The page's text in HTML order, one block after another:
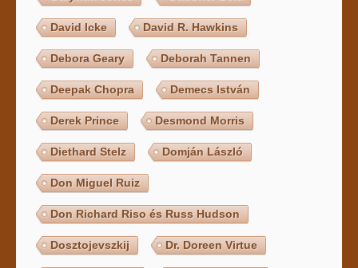
David Icke David R. Hawkins
Debora Geary Deborah Tannen
Deepak Chopra Demecs István
Derek Prince Desmond Morris
Diethard Stelz Domján László
Don Miguel Ruiz
Don Richard Riso és Russ Hudson
Dosztojevszkij Dr. Doreen Virtue